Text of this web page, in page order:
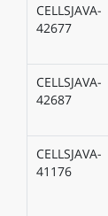
CELLSJAVA-
42677
CELLSJAVA-
42687
CELLSJAVA-
41176